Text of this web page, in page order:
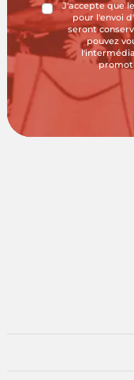
J'accepte que
pour l'envoi
seront
pouvez